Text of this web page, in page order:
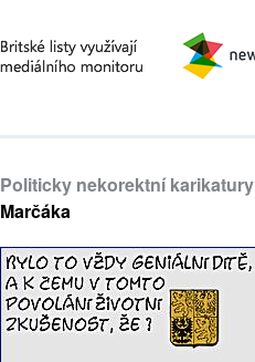
Politicky nekorektní karikatury
Marčáka